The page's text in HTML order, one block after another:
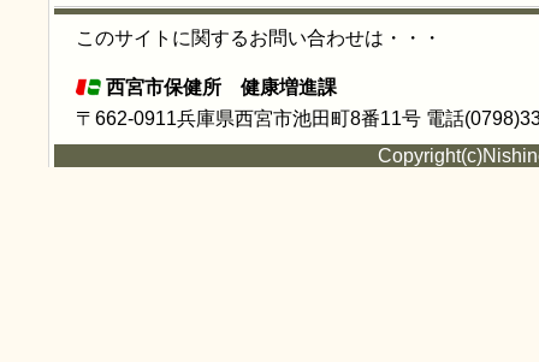
このサイトに関するお問い合わせは・・・
西宮市保健所 健康増進課
〒662-0911兵庫県西宮市池田町8番11号 電話